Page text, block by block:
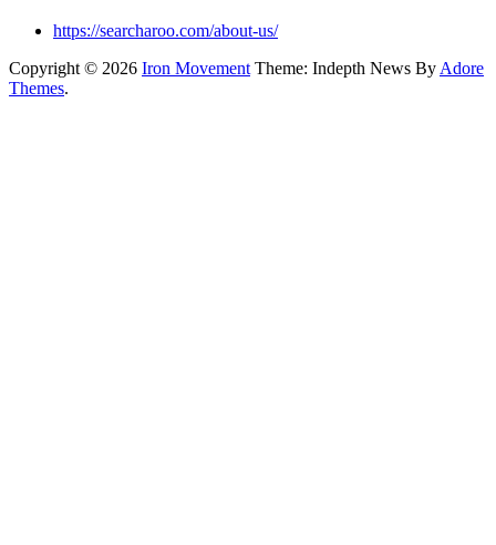
https://searcharoo.com/about-us/
Copyright © 2026 Iron Movement Theme: Indepth News By Adore
Themes.